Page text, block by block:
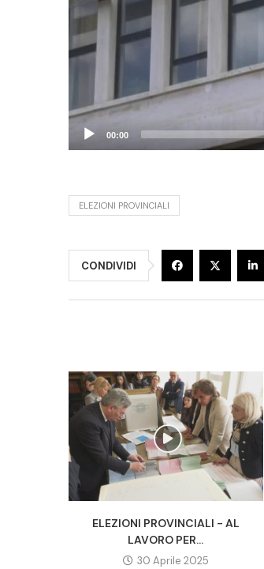
00:00
ELEZIONI PROVINCIALI
CONDIVIDI
ELEZIONI PROVINCIALI - AL
LAVORO PER...
30 Aprile 2025